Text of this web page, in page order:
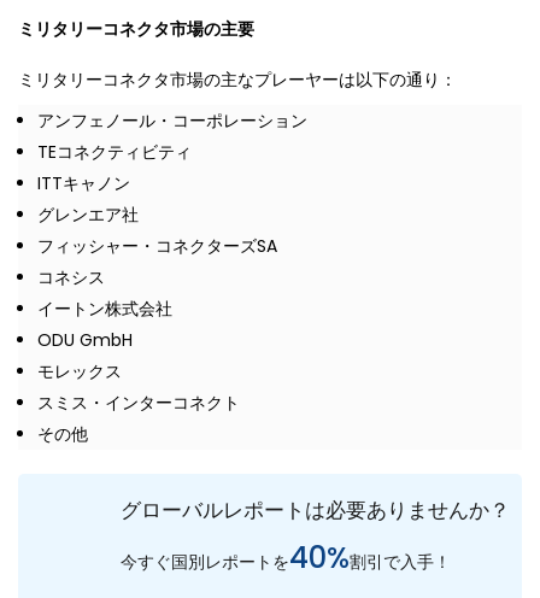
ミリタリーコネクタ市場の主要
ミリタリーコネクタ市場の主なプレーヤーは以下の通り：
アンフェノール・コーポレーション
TEコネクティビティ
ITTキャノン
グレンエア社
フィッシャー・コネクターズSA
コネシス
イートン株式会社
ODU GmbH
モレックス
スミス・インターコネクト
その他
グローバルレポートは必要ありませんか？
今すぐ国別レポートを40%割引で入手！